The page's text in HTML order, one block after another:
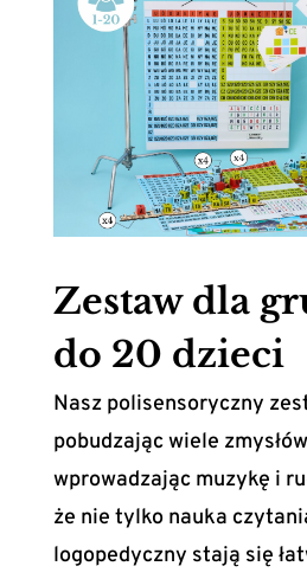
Zestaw dla
do 20 dzieci
Nasz polisensoryczny
pobudzając wiele
wprowadzając muzykę i
że nie tylko nauka
logopedyczny stają się